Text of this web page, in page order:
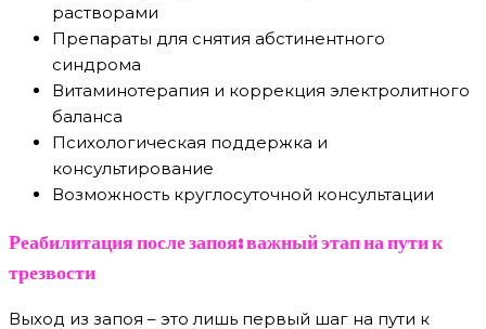
растворами
Препараты для снятия абстинентного
синдрома
Витаминотерапия и коррекция электролитного
баланса
Психологическая поддержка и
консультирование
Возможность круглосуточной консультации
Реабилитация после запоя: важный этап на пути к
трезвости
Выход из запоя – это лишь первый шаг на пути к